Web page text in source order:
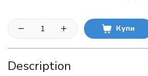
Купи
Description